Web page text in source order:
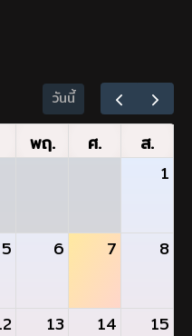
วันนี้
พฤ. ศ. ส.
1
5 6 7 8
13 14 15